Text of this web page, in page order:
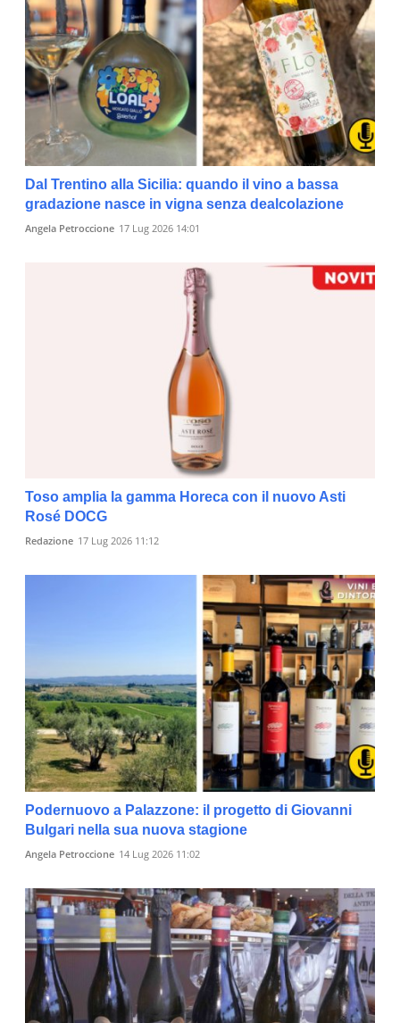
Dal Trentino alla Sicilia: quando il vino a bassa
gradazione nasce in vigna senza dealcolazione
Angela Petroccione 17 Lug 2026 14:01
Toso amplia la gamma Horeca con il nuovo Asti
Rosé DOCG
Redazione 17 Lug 2026 11:12
Podernuovo a Palazzone: il progetto di Giovanni
Bulgari nella sua nuova stagione
Angela Petroccione 14 Lug 2026 11:02